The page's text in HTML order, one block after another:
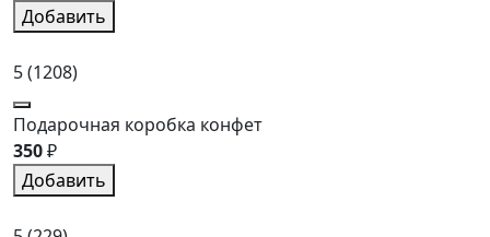
Добавить
5(1208)
Подарочная коробка конфет
350₽
Добавить